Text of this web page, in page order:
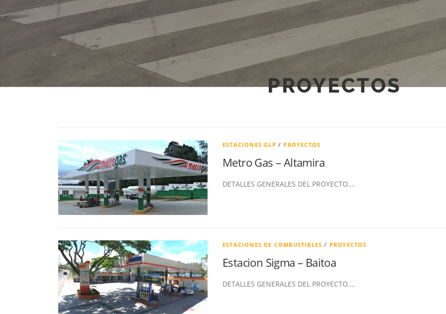
PROYECTOS
ESTACIONES GLP / PROYECTOS
Metro Gas – Altamira
DETALLES GENERALES DEL PROYECTO….
ESTACIONES DE COMBUSTIBLES / PROYECTOS
Estacion Sigma – Baitoa
DETALLES GENERALES DEL PROYECTO….